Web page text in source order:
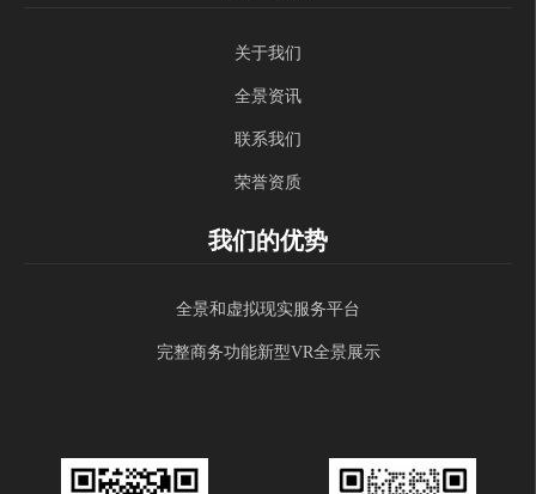
关于我们
全景资讯
联系我们
荣誉资质
我们的优势
全景和虚拟现实服务平台
完整商务功能新型VR全景展示